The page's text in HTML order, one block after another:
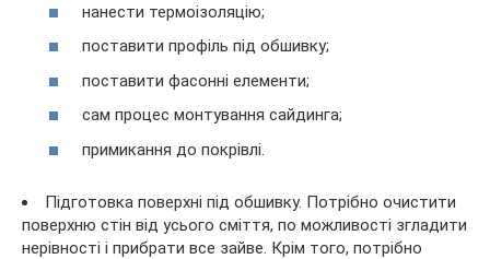
нанести термоізоляцію;
поставити профіль під обшивку;
поставити фасонні елементи;
сам процес монтування сайдинга;
примикання до покрівлі.
Підготовка поверхні під обшивку. Потрібно очистити
поверхню стін від усього сміття, по можливості згладити
нерівності і прибрати все зайве. Крім того, потрібно